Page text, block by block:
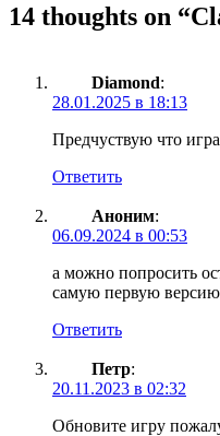
14 thoughts on “
Diamond:
28.01.2025 в 18:13
Предчуствую что
Ответить
Аноним:
06.09.2024 в 00:53
а можно попросить
самую первую
Ответить
Петр:
20.11.2023 в 02:32
Обновите игру